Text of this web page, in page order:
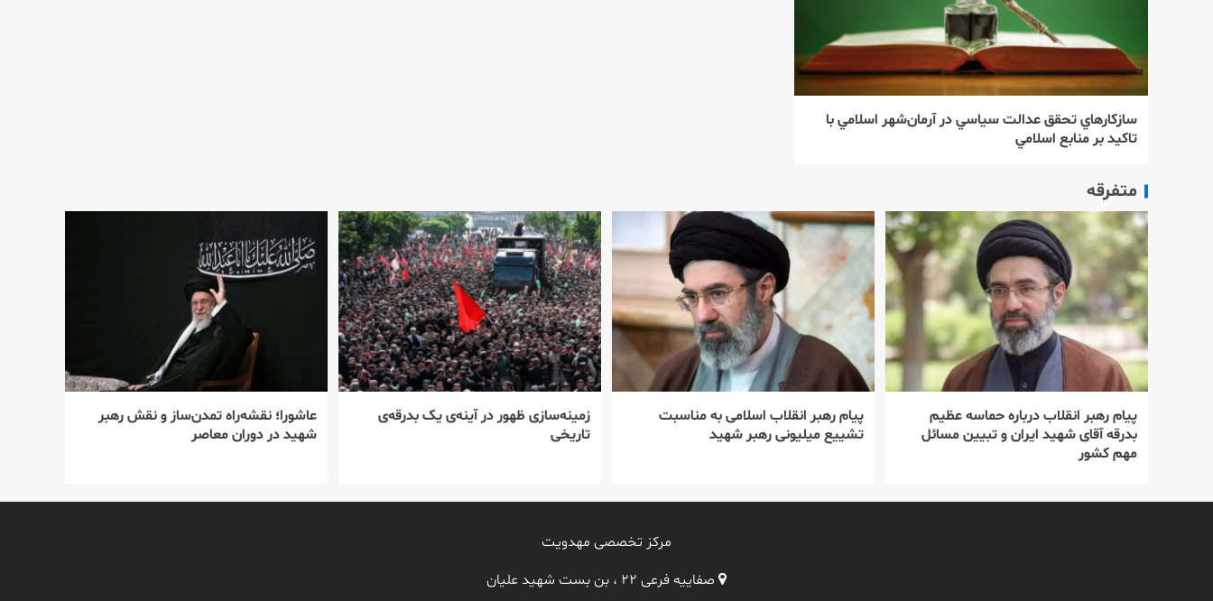
سازكارهاي تحقق عدالت سياسي در آرمان‌شهر اسلامي با
تاكيد بر منابع اسلامي
متفرقه
پیام رهبر انقلاب درباره حماسه عظیم
بدرقه آقای شهید ایران و تبیین مسائل
مهم کشور
پیام رهبر انقلاب اسلامی به مناسبت
تشییع میلیونی رهبر شهید
زمینه‌سازی ظهور در آینه‌ی یک بدرقه‌ی
تاریخی
عاشورا؛ نقشه‌راه تمدن‌ساز و نقش رهبر
شهید در دوران معاصر
مرکز تخصصی مهدویت
صفاییه فرعی ۲۲ ، بن بست شهید علیان